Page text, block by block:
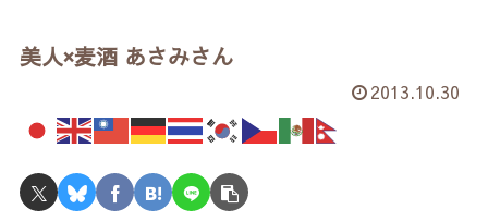
美人×麦酒 あさみさん
2013.10.30